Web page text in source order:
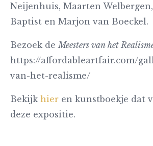
Neijenhuis, Maarten
Baptist en Marjon van Boeckel.
Bezoek deMeesters van het
https://affordableartfair.com/
van-het-realisme/
Bekijk hier en kunstboekje dat
deze expositie.